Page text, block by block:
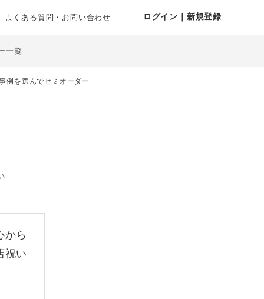
よくある質問・お問い合わせ ログイン｜新規登録
一覧
例を選んでセミオーダー
から
祝い